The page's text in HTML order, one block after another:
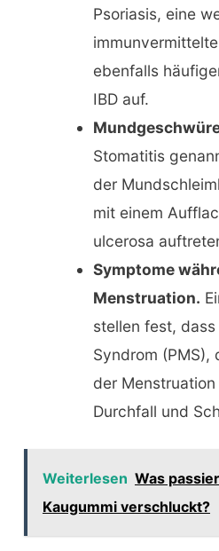
Psoriasis, eine
ebenfalls
IBD auf.
Stomatitis
der
mit einem
ulcerosa
Symptome
Menstruation.
stellen fest,
Syndrom (PMS),
der
Durchfall und
Weiterlesen Was
Kaugummi verschluckt?